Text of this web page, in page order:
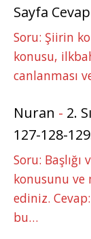
Sayfa
Soru: Şiirin
konusu,
canlanması
Nuran - 2.
127-128-
Soru:
konusunu ve
ediniz.
bu…